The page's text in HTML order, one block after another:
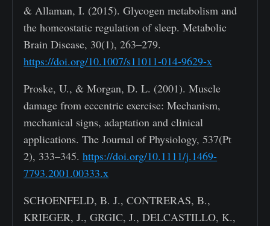
& Allaman, I. (2015). Glycogen metabolism and
the homeostatic regulation of sleep. Metabolic
Brain Disease, 30(1), 263–279.
https://doi.org/10.1007/s11011-014-9629-x
Proske, U., & Morgan, D. L. (2001). Muscle
damage from eccentric exercise: Mechanism,
mechanical signs, adaptation and clinical
applications. The Journal of Physiology, 537(Pt
2), 333–345.https://doi.org/10.1111/j.1469-
7793.2001.00333.x
SCHOENFELD, B. J., CONTRERAS, B.,
KRIEGER, J., GRGIC, J., DELCASTILLO, K.,